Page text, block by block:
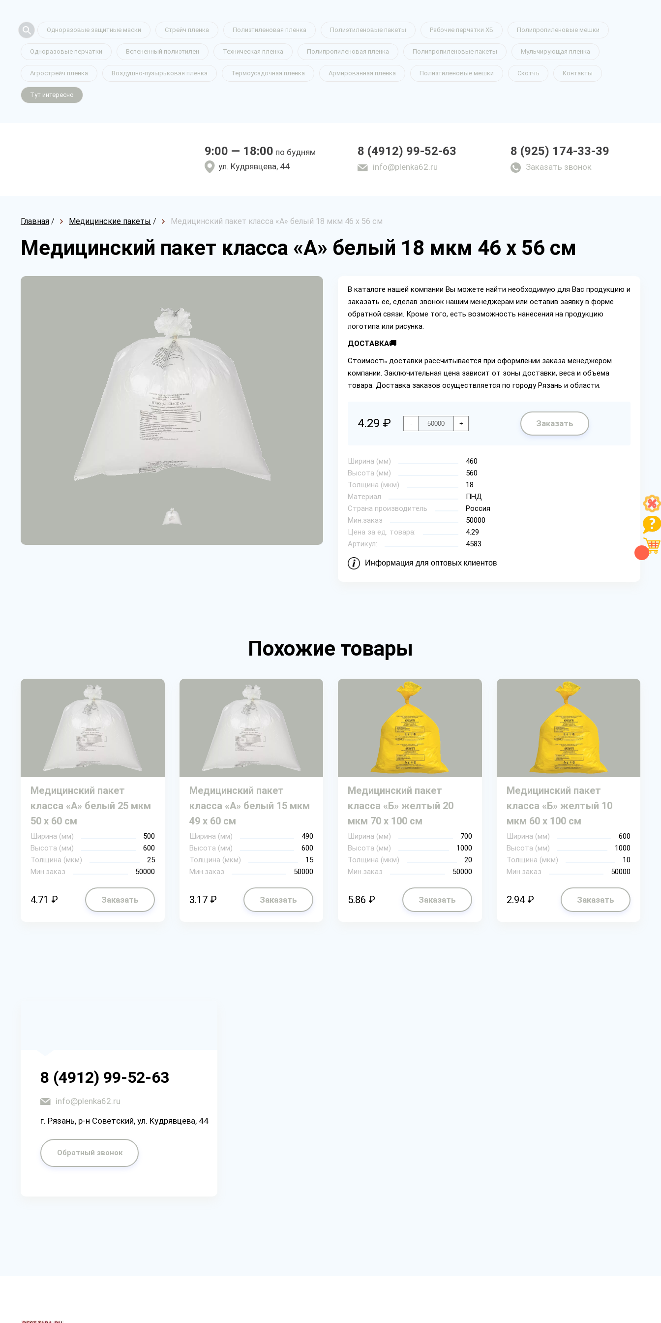
Одноразовые защитные маски Стрейч пленка Полиэтиленовая пленка Полиэтиленовые пакеты Рабочие перчатки ХБ Полипропиленовые мешки
Одноразовые перчатки Вспененный полиэтилен Техническая пленка Полипропиленовая пленка Полипропиленовые пакеты Мульчирующая пленка
Агрострейч пленка Воздушно-пузырьковая пленка Термоусадочная пленка Армированная пленка Полиэтиленовые мешки Скотчъ Контакты
Тут интересно
9:00 — 18:00 по будням
yл. Kyдpявцeвa, 44
8 (4912) 99-52-63
info@plenka62.ru
8 (925) 174-33-39
Заказать звонок
Главная / Медицинские пакеты / Медицинский пакет класса «А» белый 18 мкм 46 х 56 см
Медицинский пакет класса «А» белый 18 мкм 46 х 56 см
В каталоге нашей компании Вы можете найти необходимую для Вас продукцию и
заказать ее, сделав звонок нашим менеджерам или оставив заявку в форме
обратной связи. Кроме того, есть возможность нанесения на продукцию
логотипа или рисунка.
ДОСТАВКА🚚
Стоимость доставки рассчитывается при оформлении заказа менеджером
компании. Заключительная цена зависит от зоны доставки, веса и объема
товара. Доставка заказов осуществляется по городу Рязань и области.
4.29 ₽ - + Заказать
Ширина (мм)
460
Высота (мм)
560
Толщина (мкм)
18
Материал
ПНД
Страна производитель
Россия
Мин.заказ
50000
Цена за ед. товара:
4.29
Артикул:
4583
Информация для оптовых клиентов
Похожие товары
Медицинский пакет
класса «А» белый 25 мкм
50 х 60 см
Ширина (мм)
500
Высота (мм)
600
Толщина (мкм)
25
Мин.заказ
50000
4.71 ₽ Заказать
Медицинский пакет
класса «А» белый 15 мкм
49 х 60 см
Ширина (мм)
490
Высота (мм)
600
Толщина (мкм)
15
Мин.заказ
50000
3.17 ₽ Заказать
Медицинский пакет
класса «Б» желтый 20
мкм 70 х 100 см
Ширина (мм)
700
Высота (мм)
1000
Толщина (мкм)
20
Мин.заказ
50000
5.86 ₽ Заказать
Медицинский пакет
класса «Б» желтый 10
мкм 60 х 100 см
Ширина (мм)
600
Высота (мм)
1000
Толщина (мкм)
10
Мин.заказ
50000
2.94 ₽ Заказать
8 (4912) 99-52-63
info@plenka62.ru
г. Рязaнь, p-н Coвeтcкий, yл. Kyдpявцeвa, 44
Обратный звонок